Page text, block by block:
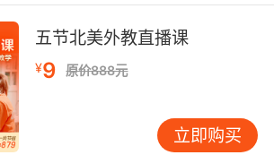
五节北美外教直播课
¥9 原价888元
立即购买